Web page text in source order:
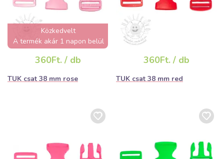
Közkedvelt
A termék akár 1 napon belül
elfogyhat!
360Ft. / db
TUK csat 38 mm rose
360Ft. / db
TUK csat 38 mm red